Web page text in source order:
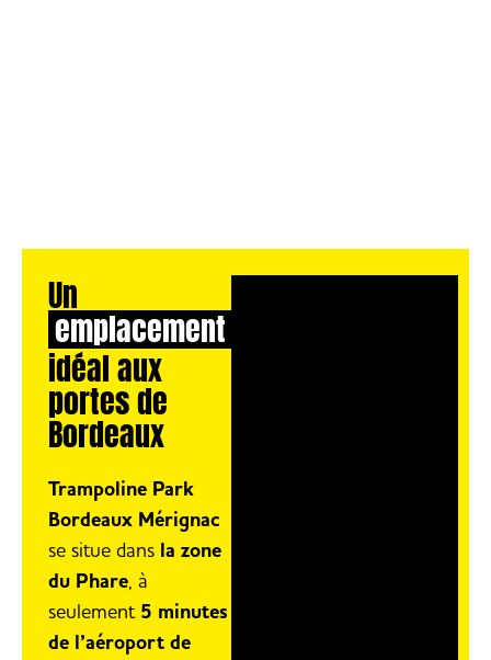
Un
emplacement
idéal aux
portes de
Bordeaux
Trampoline Park
Bordeaux Mérignac
se situe dans la zone
du Phare, à
seulement 5 minutes
de l’aéroport de